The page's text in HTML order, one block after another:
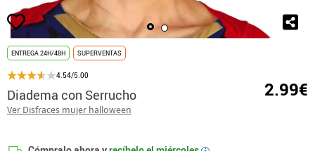
ENTREGA 24H/48H SUPERVENTAS
4.54/5.00
Diadema con Serrucho
Ver Disfraces mujer halloween
2.99€